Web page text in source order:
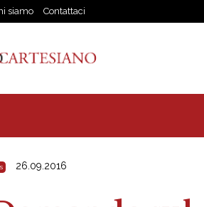
siamo Contattaci
26.09.2016